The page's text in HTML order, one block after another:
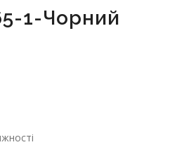
1-Чорний